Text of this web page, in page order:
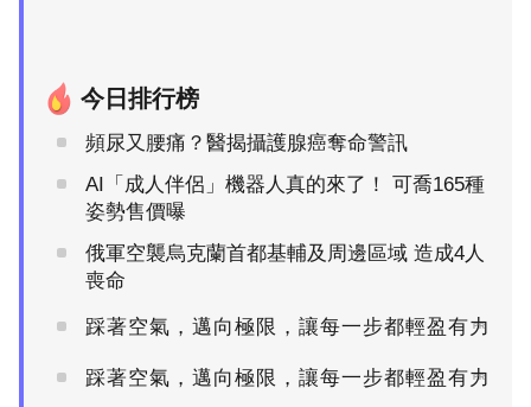
今日排行榜
頻尿又腰痛？醫揭攝護腺癌奪命警訊
AI「成人伴侶」機器人真的來了！ 可喬165種
姿勢售價曝
俄軍空襲烏克蘭首都基輔及周邊區域 造成4人
喪命
踩著空氣，邁向極限，讓每一步都輕盈有力
PR
踩著空氣，邁向極限，讓每一步都輕盈有力
PR